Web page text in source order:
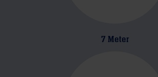
7 Meter